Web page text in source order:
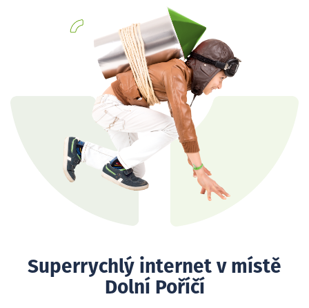
Superrychlý internet v místě
Dolní Poříčí